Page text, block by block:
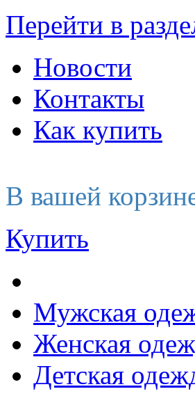
Перейти в
Новости
Контакты
Как купить
В вашей
Купить
Мужская
Женская
Детская